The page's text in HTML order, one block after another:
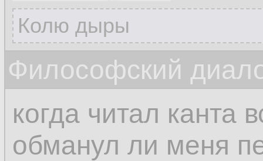
Колю дыры
Философский
когда читал канта
обманул ли меня